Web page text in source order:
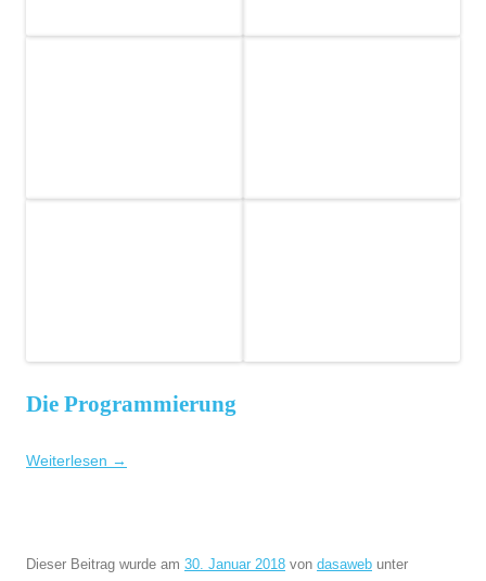
Die Programmierung
Weiterlesen →
Dieser Beitrag wurde am 30. Januar 2018 von dasaweb unter